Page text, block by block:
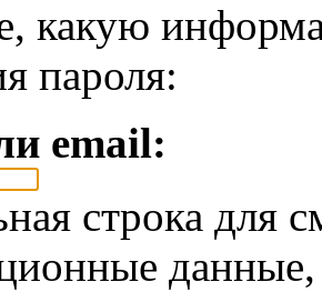
какую
пароля:
email:
строка для